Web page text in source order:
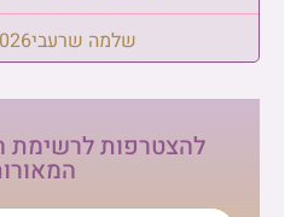
שלמה שרעבי
להצטרפות לרשימת